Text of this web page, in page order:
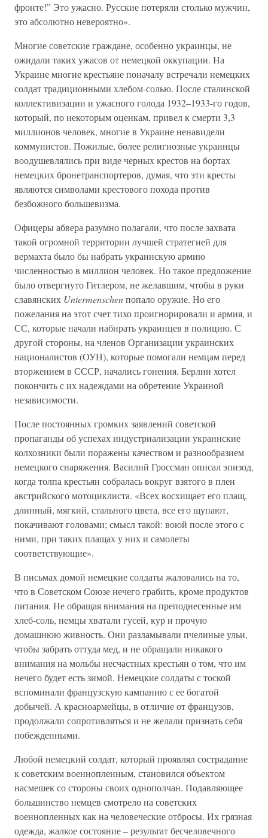
фронте!” Это ужасно. Русские потеряли столько мужчин,
это абсолютно невероятно».
Многие советские граждане, особенно украинцы, не
ожидали таких ужасов от немецкой оккупации. На
Украине многие крестьяне поначалу встречали немецких
солдат традиционными хлебом-солью. После сталинской
коллективизации и ужасного голода 1932–1933-го годов,
который, по некоторым оценкам, привел к смерти 3,3
миллионов человек, многие в Украине ненавидели
коммунистов. Пожилые, более религиозные украинцы
воодушевлялись при виде черных крестов на бортах
немецких бронетранспортеров, думая, что эти кресты
являются символами крестового похода против
безбожного большевизма.
Офицеры абвера разумно полагали, что после захвата
такой огромной территории лучшей стратегией для
вермахта было бы набрать украинскую армию
численностью в миллион человек. Но такое предложение
было отвергнуто Гитлером, не желавшим, чтобы в руки
славянских Untermenschenпопало оружие. Но его
пожелания на этот счет тихо проигнорировали и армия, и
СС, которые начали набирать украинцев в полицию. С
другой стороны, на членов Организации украинских
националистов (ОУН), которые помогали немцам перед
вторжением в СССР, начались гонения. Берлин хотел
покончить с их надеждами на обретение Украиной
независимости.
После постоянных громких заявлений советской
пропаганды об успехах индустриализации украинские
колхозники были поражены качеством и разнообразием
немецкого снаряжения. Василий Гроссман описал эпизод,
когда толпа крестьян собралась вокруг взятого в плен
австрийского мотоциклиста. «Всех восхищает его плащ,
длинный, мягкий, стального цвета, все его щупают,
покачивают головами; смысл такой: воюй после этого с
ними, при таких плащах у них и самолеты
соответствующие».
В письмах домой немецкие солдаты жаловались на то,
что в Советском Союзе нечего грабить, кроме продуктов
питания. Не обращая внимания на преподнесенные им
хлеб-соль, немцы хватали гусей, кур и прочую
домашнюю живность. Они разламывали пчелиные ульи,
чтобы забрать оттуда мед, и не обращали никакого
внимания на мольбы несчастных крестьян о том, что им
нечего будет есть зимой. Немецкие солдаты с тоской
вспоминали французскую кампанию с ее богатой
добычей. А красноармейцы, в отличие от французов,
продолжали сопротивляться и не желали признать себя
побежденными.
Любой немецкий солдат, который проявлял сострадание
к советским военнопленным, становился объектом
насмешек со стороны своих однополчан. Подавляющее
большинство немцев смотрело на советских
военнопленных как на человеческие отбросы. Их грязная
одежда, жалкое состояние – результат бесчеловечного